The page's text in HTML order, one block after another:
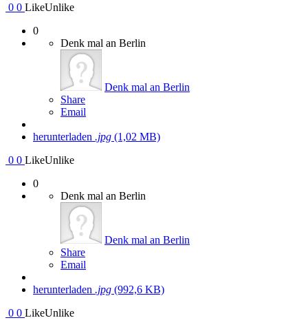
0 0 LikeUnlike
0
Denk mal an Berlin
Denk mal an Berlin
Share
Email
herunterladen .jpg (1,02 MB)
0 0 LikeUnlike
0
Denk mal an Berlin
Denk mal an Berlin
Share
Email
herunterladen .jpg (992,6 KB)
0 0 LikeUnlike